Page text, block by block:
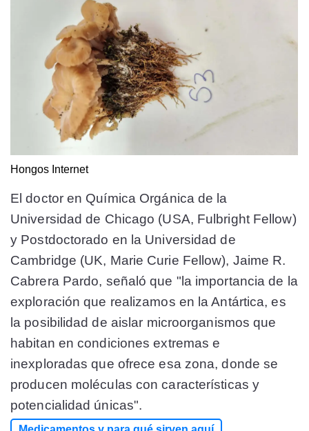
Hongos Internet
El doctor en Química Orgánica de la
Universidad de Chicago (USA, Fulbright Fellow)
y Postdoctorado en la Universidad de
Cambridge (UK, Marie Curie Fellow), Jaime R.
Cabrera Pardo, señaló que "la importancia de la
exploración que realizamos en la Antártica, es
la posibilidad de aislar microorganismos que
habitan en condiciones extremas e
inexploradas que ofrece esa zona, donde se
producen moléculas con características y
potencialidad únicas".